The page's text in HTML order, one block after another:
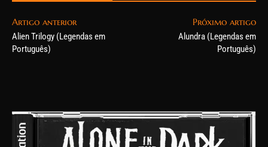
Artigo anterior
Alien Trilogy (Legendas em
Português)
Próximo artigo
Alundra (Legendas em
Português)